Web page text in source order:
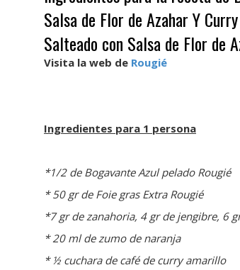
Salsa de Flor de Azahar Y Curry
Salteado con Salsa de Flor de
Visita la web de Rougié
Ingredientes para 1 persona
*1/2 de Bogavante Azul pelado Rougié
* 50 gr de Foie gras Extra Rougié
*7 gr de zanahoria, 4 gr de jengibre, 6
* 20 ml de zumo de naranja
* ½ cuchara de café de curry amarillo